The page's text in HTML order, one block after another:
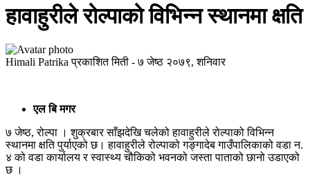
हावाहुरीले रोल्पाको विभिन्न स्थानमा क्षति
Himali Patrika प्रकाशित मिती - ७ जेष्ठ २०७९, शनिवार
एल बि मगर
७ जेष्ठ, रोल्पा । शुक्रबार साँझदेखि चलेको हावाहुरीले रोल्पाको विभिन्न
स्थानमा क्षति पुर्याएको छ। हावाहुरीले रोल्पाको गङ्गादेब गाउँपालिकाको वडा न.
४ को वडा कार्यालय र स्वास्थ्य चौकिको भवनको जस्ता पाताको छानो उडाएको
छ ।